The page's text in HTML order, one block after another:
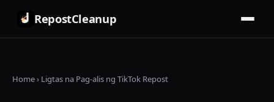
RepostCleanup
Home› Ligtas na Pag-alis ng TikTok Repost